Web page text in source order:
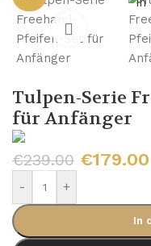
Tulpen-Serie
für Anfänger
€239.00 €179.00
- +
In